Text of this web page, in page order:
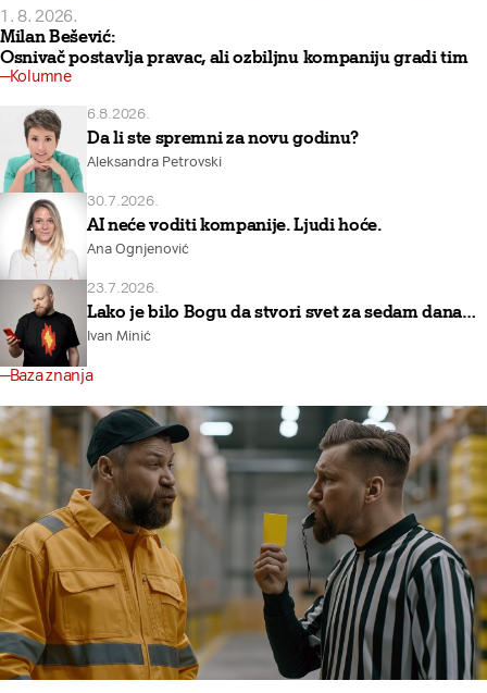
1. 8. 2026.
Milan Bešević:
Osnivač postavlja pravac, ali ozbiljnu kompaniju gradi tim
Kolumne
6.8.2026.
Da li ste spremni za novu godinu?
Aleksandra Petrovski
30.7.2026.
AI neće voditi kompanije. Ljudi hoće.
Ana Ognjenović
23.7.2026.
Lako je bilo Bogu da stvori svet za sedam dana…
Ivan Minić
Baza znanja